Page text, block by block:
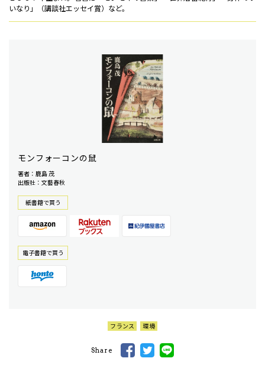
いなり」（講談社エッセイ賞）など。
モンフォーコンの鼠
著者：鹿島 茂
出版社：文藝春秋
紙書籍で買う
電⼦書籍で買う
フランス 環境
Share